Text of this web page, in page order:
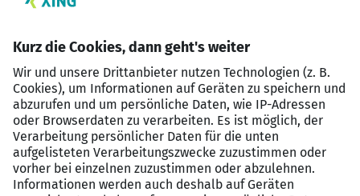
Bereitschaftsdienst ist für Dich kein Problem
Mobilität: Ein Führerschein der Klasse B ist von
Vorteil
Deine Vorteile
Eine unbefristete Festanstellung in einem